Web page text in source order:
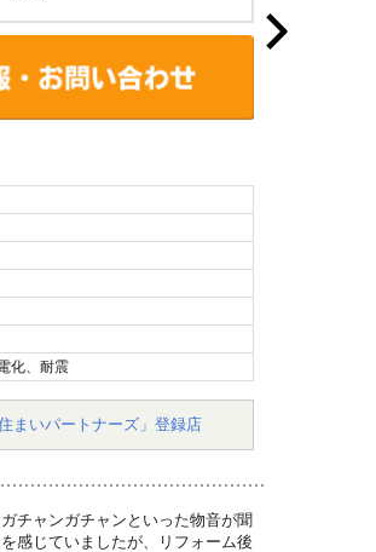
化、耐震
まいパートナーズ」登録店
チャンガチャンといった物音が聞
感じていましたが、リフォーム後